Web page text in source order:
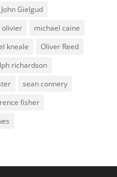
John Gielgud
olivier
michael caine
kneale
Oliver Reed
richardson
sean connery
fisher